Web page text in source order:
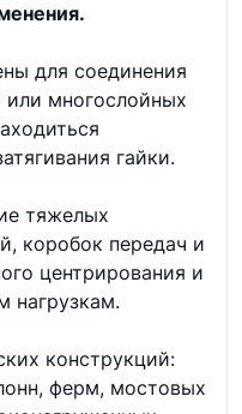
для соединения
многослойных
гайки.
тяжелых
коробок передач и
центрирования и
нагрузкам.
конструкций:
ферм, мостовых